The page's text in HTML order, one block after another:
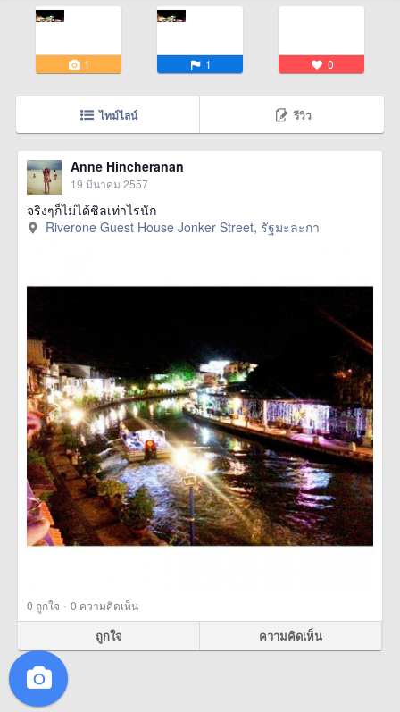
1 1 0
ไทม์ไลน์ รีวิว
Anne Hincheranan
19 มีนาคม 2557
จริงๆก็ไม่ได้ชิลเท่าไรนัก
Riverone Guest House Jonker Street, รัฐมะละกา
0 ถูกใจ · 0 ความคิดเห็น
ถูกใจ ความคิดเห็น